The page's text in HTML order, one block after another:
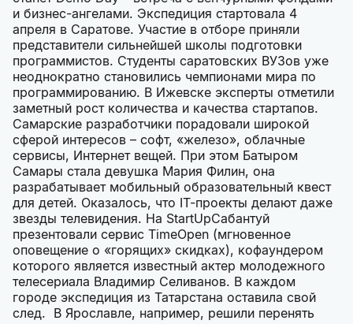
и бизнес-ангелами. Экспедиция стартовала 4
апреля в Саратове. Участие в отборе приняли
представители сильнейшей школы подготовки
программистов. Студенты саратовских ВУЗов уже
неоднократно становились чемпионами мира по
программированию. В Ижевске эксперты отметили
заметный рост количества и качества стартапов.
Самарские разработчики порадовали широкой
сферой интересов – софт, «железо», облачные
сервисы, Интернет вещей. При этом Батыром
Самары стала девушка Мария Филин, она
разрабатывает мобильный образовательный квест
для детей. Оказалось, что IT-проекты делают даже
звезды телевидения. На StartUpСабантуй
презентовали сервис TimeOpen (мгновенное
оповещение о «горящих» скидках), кофаундером
которого является известный актер молодежного
телесериала Владимир Селиванов. В каждом
городе экспедиция из Татарстана оставила свой
след. В Ярославле, например, решили перенять